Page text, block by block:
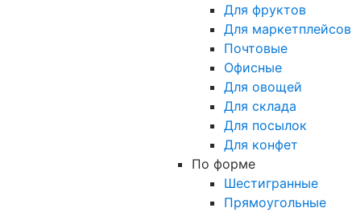
Для фруктов
Для маркетплейсов
Почтовые
Офисные
Для овощей
Для склада
Для посылок
Для конфет
По форме
Шестигранные
Прямоугольные